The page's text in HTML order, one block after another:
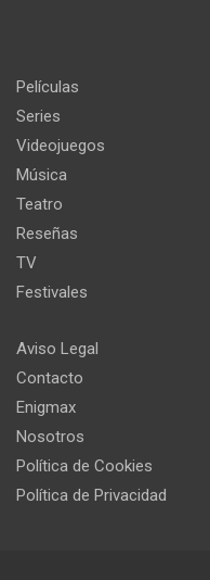
Películas
Series
Videojuegos
Música
Teatro
Reseñas
TV
Festivales
Aviso Legal
Contacto
Enigmax
Nosotros
Política de Cookies
Política de Privacidad